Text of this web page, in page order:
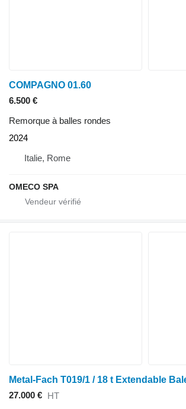
COMPAGNO 01.60
6.500 €
Remorque à balles rondes
2024
Italie, Rome
OMECO SPA
Metal-Fach T019/1 / 18 t Extendable
27.000 € HT